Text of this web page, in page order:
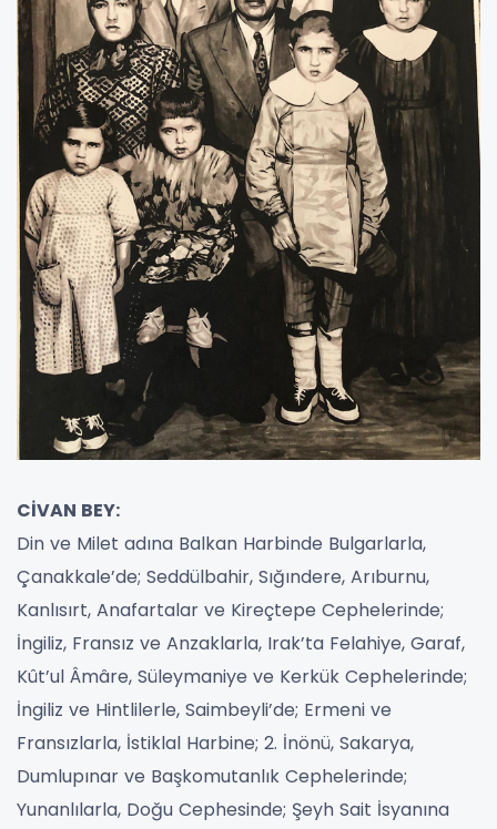
CİVAN BEY:
Din ve Milet adına Balkan Harbinde Bulgarlarla,
Çanakkale’de; Seddülbahir, Sığındere, Arıburnu,
Kanlısırt, Anafartalar ve Kireçtepe Cephelerinde;
İngiliz, Fransız ve Anzaklarla, Irak’ta Felahiye, Garaf,
Kût’ul Âmâre, Süleymaniye ve Kerkük Cephelerinde;
İngiliz ve Hintlilerle, Saimbeyli’de; Ermeni ve
Fransızlarla, İstiklal Harbine; 2. İnönü, Sakarya,
Dumlupınar ve Başkomutanlık Cephelerinde;
Yunanlılarla, Doğu Cephesinde; Şeyh Sait İsyanına